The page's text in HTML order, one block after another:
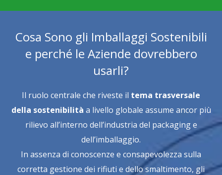
Cosa Sono gli Imballaggi Sostenibili
e perché le Aziende dovrebbero
usarli?
Il ruolo centrale che riveste il tema trasversale
della sostenibilità a livello globale assume ancor più
rilievo all’interno dell’industria del packaging e
dell’imballaggio.
In assenza di conoscenze e consapevolezza sulla
corretta gestione dei rifiuti e dello smaltimento, gli